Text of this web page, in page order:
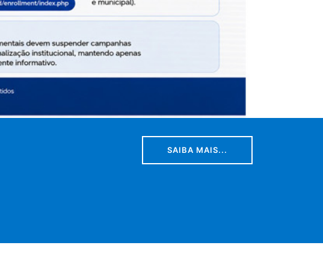
SAIBA MAIS...